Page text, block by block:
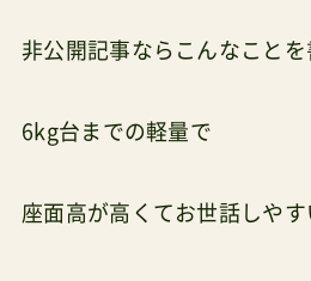
非公開記事ならこんなこと
6kg台までの軽量で
座面高が高くてお世話しや